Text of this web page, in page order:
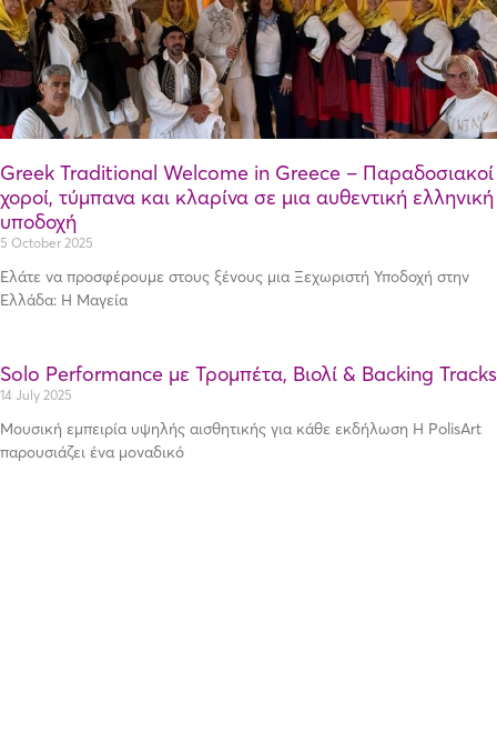
Greek Traditional Welcome in Greece – Παραδοσιακοί
χοροί, τύμπανα και κλαρίνα σε μια αυθεντική ελληνική
υποδοχή
5 October 2025
Ελάτε να προσφέρουμε στους ξένους μια Ξεχωριστή Υποδοχή στην
Ελλάδα: Η Μαγεία
Solo Performance με Τρομπέτα, Βιολί & Backing Tracks
14 July 2025
Μουσική εμπειρία υψηλής αισθητικής για κάθε εκδήλωση Η PolisArt
παρουσιάζει ένα μοναδικό